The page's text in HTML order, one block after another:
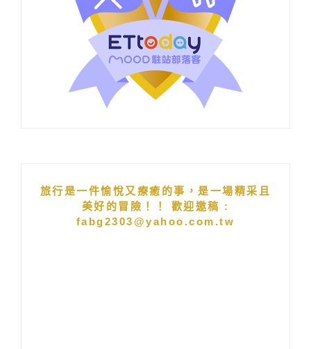
旅行是一件愉悅又療癒的事，是一場精采且
美好的冒險！！ 歡迎邀稿 :
fabg2303@yahoo.com.tw